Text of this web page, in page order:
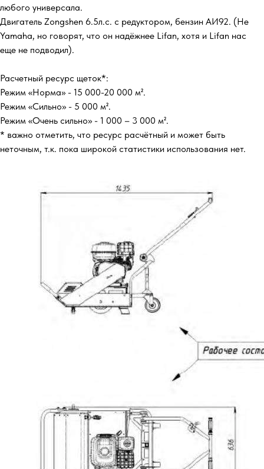
любого универсала.
Двигатель Zongshen 6.5л.с. с редуктором, бензин АИ92. (Не
Yamaha, но говорят, что он надёжнее Lifan, хотя и Lifan нас
еще не подводил).
Расчетный ресурс щеток*:
Режим «Норма» - 15 000-20 000 м².
Режим «Сильно» - 5 000 м².
Режим «Очень сильно» - 1 000 – 3 000 м².
* важно отметить, что ресурс расчётный и может быть
неточным, т.к. пока широкой статистики использования нет.